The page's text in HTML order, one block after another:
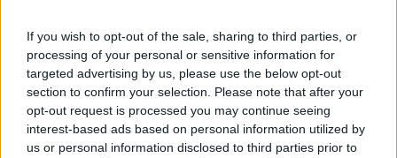
If you wish to opt-out of the sale, sharing to third parties, or
processing of your personal or sensitive information for
targeted advertising by us, please use the below opt-out
section to confirm your selection. Please note that after your
opt-out request is processed you may continue seeing
interest-based ads based on personal information utilized by
us or personal information disclosed to third parties prior to
in un vuoto di senso.
Il sentirsi “fuori luogo sempre” ed un indefinito senso di colpa si
fanno eco e uniscono gli amici, ma anche le comparse e i
personaggi minori, che nella scrittura, a tratti tragica e a tratti
esilarante, ci portano con sé nel loro malessere esistenziale, che ci
accorgiamo non essere poi tanto diverso da quello delle